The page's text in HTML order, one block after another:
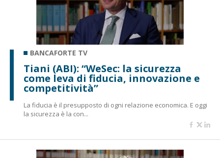
BANCAFORTE TV
Tiani (ABI): “WeSec: la sicurezza
come leva di fiducia, innovazione e
competitività”
La fiducia è il presupposto di ogni relazione economica. E oggi
la sicurezza è la con...